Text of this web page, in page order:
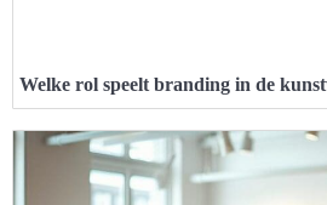
Welke rol speelt branding in de